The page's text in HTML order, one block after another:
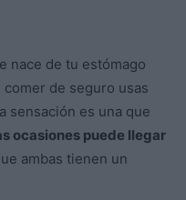
nace de tu estómago
de seguro usas
sensación es una que
ocasiones puede llegar
ambas tienen un